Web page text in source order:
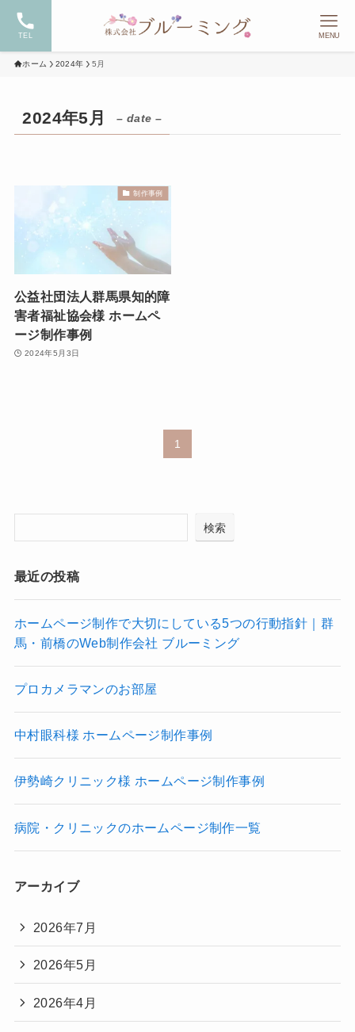
TEL MENU
ホーム 2024年 5月
2024年5月 – date –
制作事例
公益社団法人群馬県知的障
害者福祉協会様 ホームペ
ージ制作事例
2024年5月3日
1
検索
最近の投稿
ホームページ制作で大切にしている5つの行動指針｜群
馬・前橋のWeb制作会社 ブルーミング
プロカメラマンのお部屋
中村眼科様 ホームページ制作事例
伊勢崎クリニック様 ホームページ制作事例
病院・クリニックのホームページ制作一覧
アーカイブ
2026年7月
2026年5月
2026年4月